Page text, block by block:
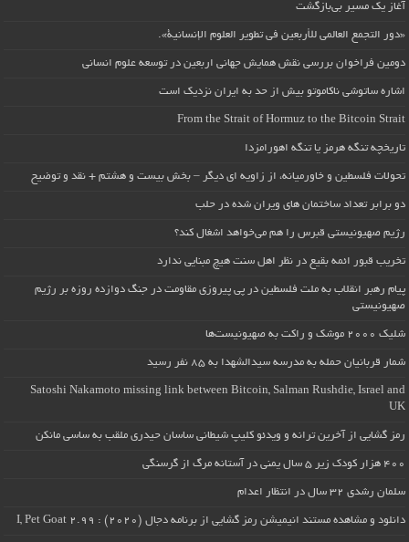
آغاز یک مسیر بی‌بازگشت
«دور التجمع العالمي للأربعين في تطوير العلوم الإنسانية».
دومین فراخوان بررسی نقش همایش جهانی اربعین در توسعه علوم انسانی
اشاره ساتوشی ناکاموتو بیش از حد به ایران نزدیک است
From the Strait of Hormuz to the Bitcoin Strait
تاریخچه تنگه هرمز یا تنگه اهورامزدا
تحولات فلسطین و خاورمیانه، از زاویه ای دیگر – بخش بیست و هشتم + نقد و توضیح
دو برابر تعداد ساختمان های ویران شده در حلب
رژیم صهیونیستی قبرس را هم می‌خواهد اشغال کند؟
تخریب قبور ائمه بقیع در نظر اهل سنت هیچ مبنایی ندارد
پیام رهبر انقلاب به ملت فلسطین در پی پیروزی مقاومت در جنگ دوازده روزه بر رژیم
صهیونیستی
شلیک ۲۰۰۰ موشک و راکت به صهیونیست‌ها
شمار قربانیان حمله به مدرسه سیدالشهدا به ۸۵ نفر رسید
Satoshi Nakamoto missing link between Bitcoin, Salman Rushdie, Israel and
UK
رمز گشایی از آخرین ترانه و ویدئو کلیپ شیطانی ساسان حیدری ملقب به ساسی مانکن
۴۰۰ هزار کودک زیر ۵ سال یمنی در آستانه مرگ از گرسنگی
سلمان رشدی ۳۲ سال در انتظار اعدام
دانلود و مشاهده مستند انیمیشن رمز گشایی از برنامه دجال (۲۰۲۰) : I, Pet Goat 2.99